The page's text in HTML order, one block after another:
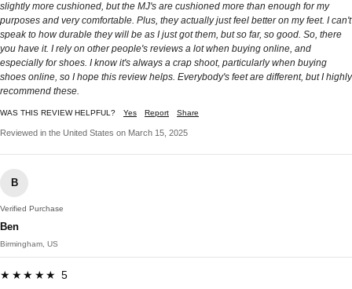
slightly more cushioned, but the MJ's are cushioned more than enough for my
purposes and very comfortable. Plus, they actually just feel better on my feet. I can't
speak to how durable they will be as I just got them, but so far, so good. So, there
you have it. I rely on other people's reviews a lot when buying online, and
especially for shoes. I know it's always a crap shoot, particularly when buying
shoes online, so I hope this review helps. Everybody's feet are different, but I highly
recommend these.
WAS THIS REVIEW HELPFUL? Yes Report Share
Reviewed in the United States on March 15, 2025
B
Verified Purchase
Ben
Birmingham, US
★★★★★ 5